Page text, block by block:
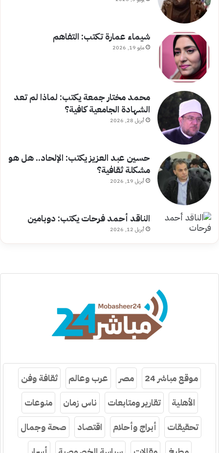
شيماء عمارة تكتب: التفاهم
مايو 19, 2026
محمد مختار جمعة يكتب: لماذا لم تعد
الشهادة الجامعية كافية؟
أبريل 28, 2026
حسين عبد العزيز يكتب: الإلحاد.. هل هو
مشكلة ثقافية؟
أبريل 19, 2026
الناقد أحمد فرحات يكتب: دوبامين
أبريل 12, 2026
موقع مباشر 24 مصر عرب وعالم
ثقافة وفن
الأهلية
تقارير ومتابعات ناس زمان
منوعات
تحقيقات
أبراج وأحلام اقتصاد
صحة وجمال